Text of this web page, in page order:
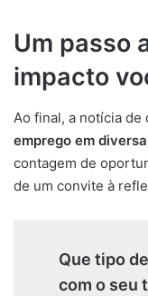
Um passo
impacto
Ao final, a notícia de
emprego em
contagem de
de um convite à
Que tipo
com o seu